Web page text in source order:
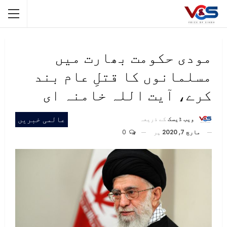
مودی حکومت بھارت میں
مسلمانوں کا قتلِ عام بند
کرے، آیت اللہ خامنہ ای
عالمی خبریں ویب ڈیسک کے ذریعہ
مارچ 7, 2020
پر